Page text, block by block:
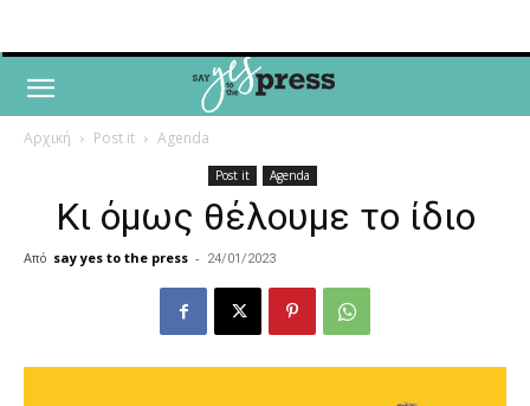
Αρχική Post it Agenda
Post it Agenda
Κι όμως θέλουμε το ίδιο
Από say yes to the press - 24/01/2023